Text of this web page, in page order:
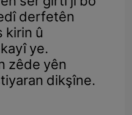
derfetên
kirin û
ye.
zêde yên
dikşîne.